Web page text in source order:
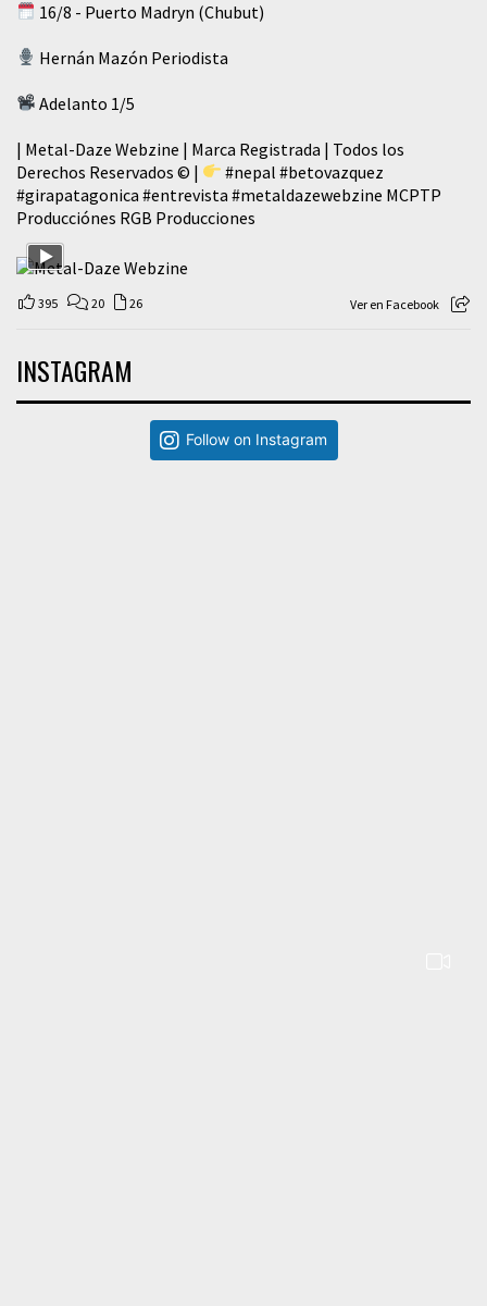
16/8 - Puerto Madryn (Chubut)
Hernán Mazón Periodista
Adelanto 1/5
| Metal-Daze Webzine | Marca Registrada | Todos los
Derechos Reservados © |
#nepal #betovazquez
#girapatagonica #entrevista #metaldazewebzine MCPTP
Producciónes RGB Producciones
395 20 26 Ver en Facebook
INSTAGRAM
Follow on Instagram